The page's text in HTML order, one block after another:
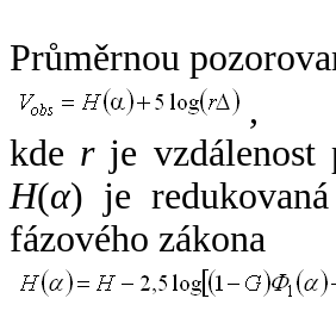
Průměrnou
,
kde rje vzdálenost
H(α) je
fázového zákona